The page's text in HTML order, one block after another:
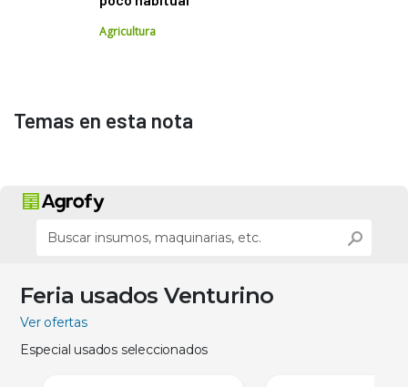
Agricultura
Temas en esta nota
Feria usados Venturino
Ver ofertas
Especial usados seleccionados